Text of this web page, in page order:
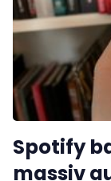
Spotify
massiv